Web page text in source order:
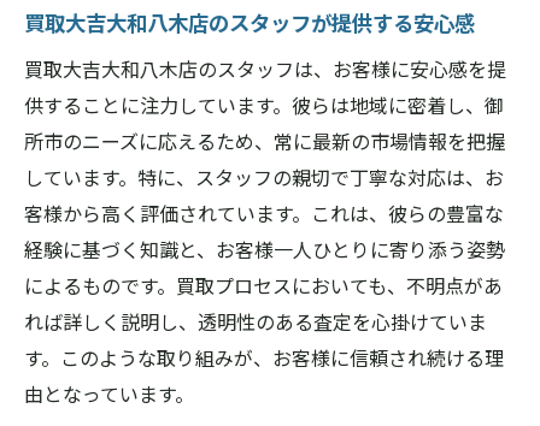
買取大吉大和八木店のスタッフが提供する安心感
買取大吉大和八木店のスタッフは、お客様に安心感を提
供することに注力しています。彼らは地域に密着し、御
所市のニーズに応えるため、常に最新の市場情報を把握
しています。特に、スタッフの親切で丁寧な対応は、お
客様から高く評価されています。これは、彼らの豊富な
経験に基づく知識と、お客様一人ひとりに寄り添う姿勢
によるものです。買取プロセスにおいても、不明点があ
れば詳しく説明し、透明性のある査定を心掛けていま
す。このような取り組みが、お客様に信頼され続ける理
由となっています。